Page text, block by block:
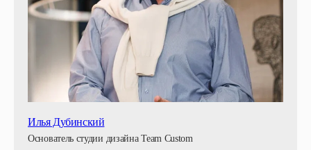
Илья Дубинский
Основатель студии дизайна Team Custom